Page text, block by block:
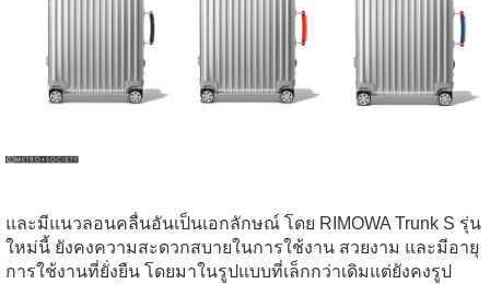
และมีแนวลอนคลื่นอันเป็นเอกลักษณ์ โดย RIMOWA Trunk S รุ่น
ใหม่นี้ ยังคงความสะดวกสบายในการใช้งาน สวยงาม และมีอายุ
การใช้งานที่ยั่งยืน โดยมาในรูปแบบที่เล็กกว่าเดิมแต่ยังคงรูป